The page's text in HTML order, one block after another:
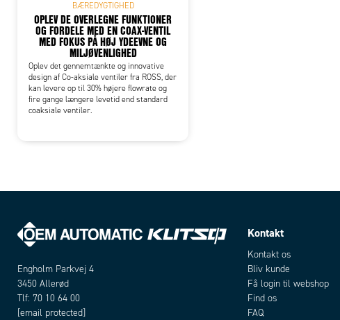
BÆREDYGTIGHED
OPLEV DE OVERLEGNE FUNKTIONER
OG FORDELE MED EN COAX-VENTIL
MED FOKUS PÅ HØJ YDEEVNE OG
MILJØVENLIGHED
Oplev det gennemtænkte og innovative
design af Co-aksiale ventiler fra ROSS, der
kan levere op til 30% højere flowrate og
fire gange længere levetid end standard
coaksiale ventiler.
Engholm Parkvej 4
3450 Allerød
Tlf: 70 10 64 00
[email protected]
Kontakt
Kontakt os
Bliv kunde
Få login til webshop
Find os
FAQ